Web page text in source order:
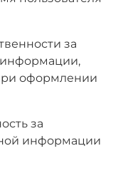
за
информации,
оформлении
за
информации